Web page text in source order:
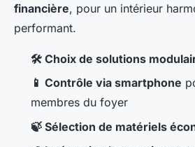
financière, pour un intérieur
performant.
🛠️ Choix de solutions
📱 Contrôle via smartphone
membres du foyer
🍃 Sélection de matériels